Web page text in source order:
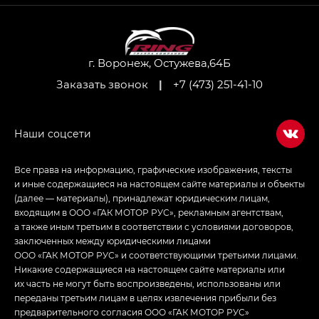
Джи Ти — GT, Джи Икс — GX,
Джи Икс ПРЕМИУМ — GX PREMIUM, ЛАУНЖ —
Empow — Эмпау (Empow) в комплектации
г. Воронеж, Остужева,64Б
Заказать звонок
| +7 (473) 251-41-10
Все права на информацию, графические изображения, тексты
и иные содержащиеся на настоящем сайте материалы и объекты
(далее — материалы), принадлежат юридическим лицам,
входящим в ООО «ГАК МОТОР РУС», рекламным агентствам,
а также иным третьим в соответствии с условиями договоров,
заключенных между юридическими лицами
ООО «ГАК МОТОР РУС» и соответствующими третьими лицами.
Никакие содержащиеся на настоящем сайте материалы или
их часть не могут быть воспроизведены, использованы или
переданы третьим лицам в целях извлечения прибыли без
предварительного согласия ООО «ГАК МОТОР РУС»